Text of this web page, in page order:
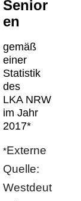
Senior
en
gemäß
einer
Statistik
des
LKA NRW
im Jahr
2017*
*Externe
Quelle:
Westdeut